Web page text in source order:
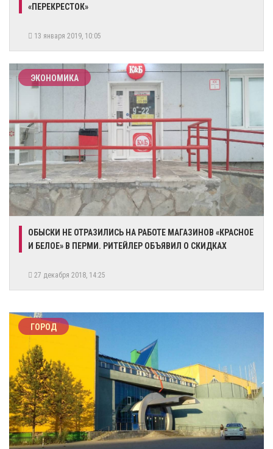
«ПЕРЕКРЕСТОК»
13 января 2019, 10:05
ЭКОНОМИКА
ОБЫСКИ НЕ ОТРАЗИЛИСЬ НА РАБОТЕ МАГАЗИНОВ «КРАСНОЕ
И БЕЛОЕ» В ПЕРМИ. РИТЕЙЛЕР ОБЪЯВИЛ О СКИДКАХ
27 декабря 2018, 14:25
ГОРОД